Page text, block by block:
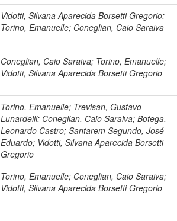
Vidotti, Silvana Aparecida Borsetti Gregorio;
Torino, Emanuelle; Coneglian, Caio Saraiva
Coneglian, Caio Saraiva; Torino, Emanuelle;
Vidotti, Silvana Aparecida Borsetti Gregorio
Torino, Emanuelle; Trevisan, Gustavo
Lunardelli; Coneglian, Caio Saraiva; Botega,
Leonardo Castro; Santarem Segundo, José
Eduardo; Vidotti, Silvana Aparecida Borsetti
Gregorio
Torino, Emanuelle; Coneglian, Caio Saraiva;
Vidotti, Silvana Aparecida Borsetti Gregorio